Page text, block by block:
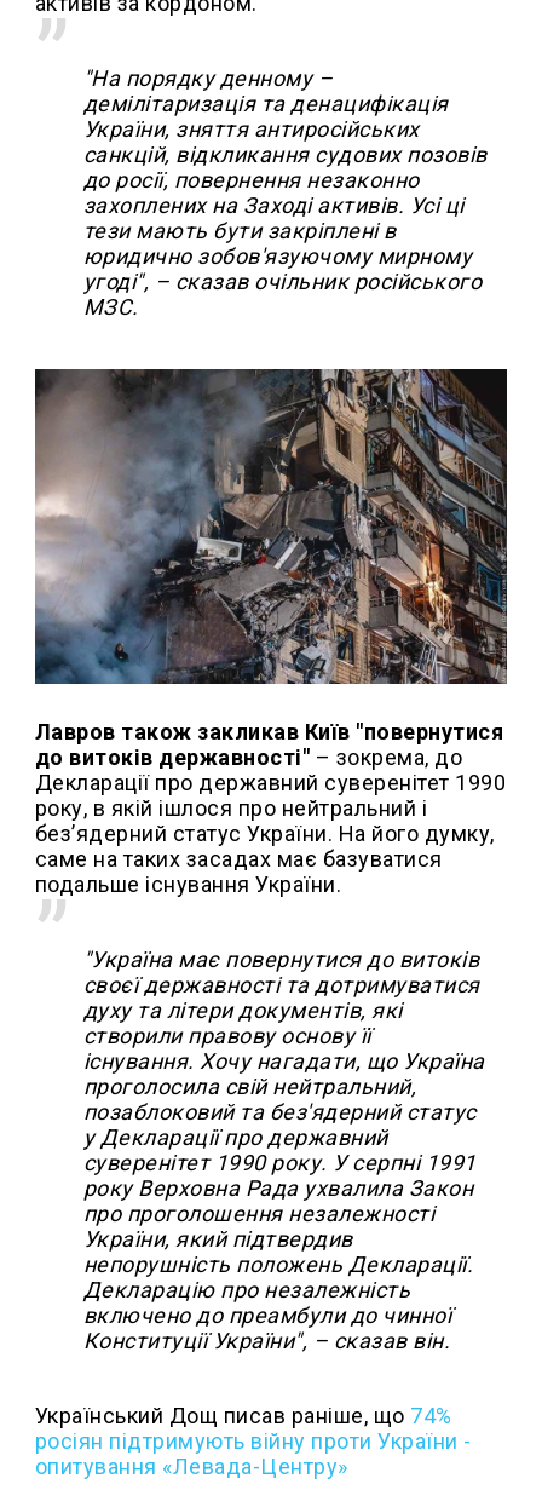
"На порядку денному –
демілітаризація та денацифікація
України, зняття антиросійських
санкцій, відкликання судових позовів
до росії, повернення незаконно
захоплених на Заході активів. Усі ці
тези мають бути закріплені в
юридично зобов'язуючому мирному
угоді", – сказав очільник російського
МЗС.
Лавров також закликав Київ "повернутися
до витоків державності" – зокрема, до
Декларації про державний суверенітет 1990
року, в якій ішлося про нейтральний і
без’ядерний статус України. На його думку,
саме на таких засадах має базуватися
подальше існування України.
"Україна має повернутися до витоків
своєї державності та дотримуватися
духу та літери документів, які
створили правову основу її
існування. Хочу нагадати, що Україна
проголосила свій нейтральний,
позаблоковий та без'ядерний статус
у Декларації про державний
суверенітет 1990 року. У серпні 1991
року Верховна Рада ухвалила Закон
про проголошення незалежності
України, який підтвердив
непорушність положень Декларації.
Декларацію про незалежність
включено до преамбули до чинної
Конституції України", – сказав він.
Український Дощ писав раніше, що 74%
росіян підтримують війну проти України -
опитування «Левада-Центру»